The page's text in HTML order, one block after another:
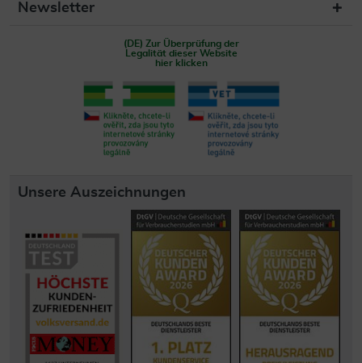
Newsletter
(DE) Zur Überprüfung der
Legalität dieser Website
hier klicken
Unsere Auszeichnungen